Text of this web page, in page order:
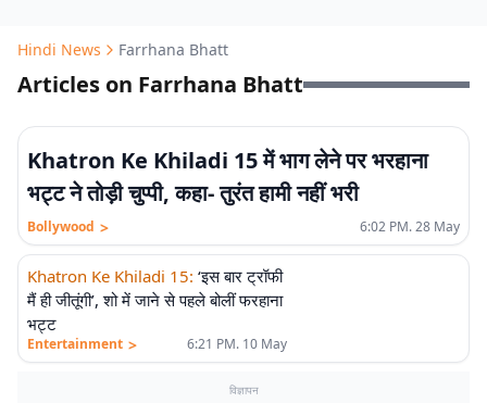
Hindi News Farrhana Bhatt
Articles on Farrhana Bhatt
Khatron Ke Khiladi 15 में भाग लेने पर भरहाना
भट्ट ने तोड़ी चुप्पी, कहा- तुरंत हामी नहीं भरी
Bollywood > 6:02 PM. 28 May
Khatron Ke Khiladi 15: ‘इस बार ट्रॉफी
मैं ही जीतूंगी’, शो में जाने से पहले बोलीं फरहाना
भट्ट
Entertainment > 6:21 PM. 10 May
विज्ञापन